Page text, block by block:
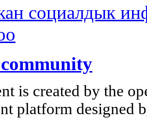
социалдык
is created by the
platform designed